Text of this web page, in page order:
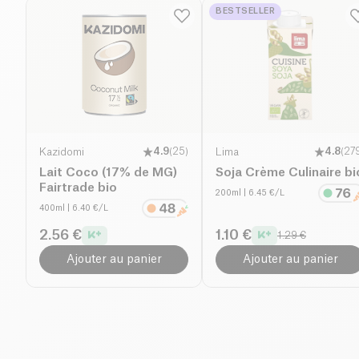
Kazidomi 4.9(25)
Lait Coco (17% de MG)
Fairtrade bio
400ml | 6.40 €/L
2.56 €
Ajouter au panier
BESTSELLER
Lima 4.8(
Soja Crème Culinaire
200ml | 6.45 €/L
1.10 € 1.29 €
Ajouter au panier